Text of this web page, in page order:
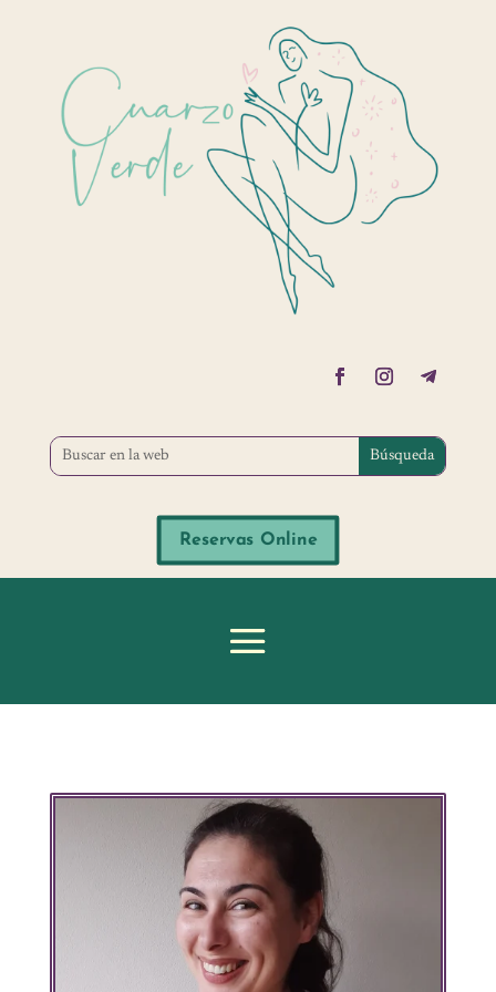
Reservas Online